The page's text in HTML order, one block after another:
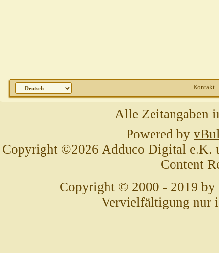
Kontakt
Alle Zeitangaben
Powered by
Copyright ©2026 Adduco Digital e.K.
Content
Copyright © 2000 - 2019 by
Vervielfältigung nur